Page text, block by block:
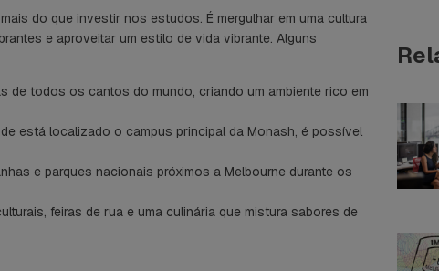
do que investir nos estudos. É mergulhar em uma cultura
e aproveitar um estilo de vida vibrante. Alguns
de todos os cantos do mundo, criando um ambiente rico em
está localizado o campus principal da Monash, é possível
e parques nacionais próximos a Melbourne durante os
feiras de rua e uma culinária que mistura sabores de